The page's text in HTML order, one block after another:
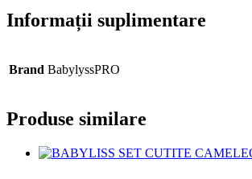
Informații suplimentare
Brand BabylyssPRO
Produse similare